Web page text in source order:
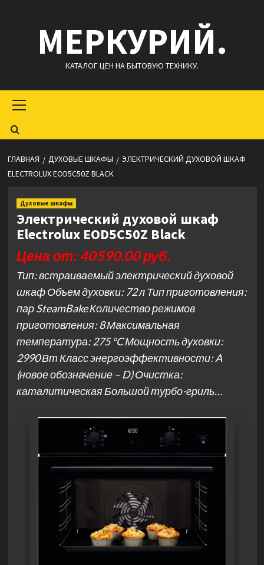
содержимомуМЕРКУРИЙ.
КАТАЛОГ ЦЕН НА БЫТОВУЮ ТЕХНИКУ.
меню
ГЛАВНАЯ ДУХОВЫЕ ШКАФЫ
ЭЛЕКТРИЧЕСКИЙ ДУХОВОЙ ШКАФ
ELECTROLUX EOD5C50Z BLACK
Духовые шкафы
Электрический духовой шкаф
Electrolux EOD5C50Z Black
Цена от: 40590.00 руб.
Тип: встраиваемый электрический духовой
шкаф Объем духовки: 72 л Тип приготовления:
пар SteamBake Количество режимов
приготовления: 8 Максимальная
температура: 275 °C Мощность духовки:
2990 Вт Класс энергоэффективности: A
(новое обозначение – D) Очистка:
каталитическая Большой турбо-гриль…